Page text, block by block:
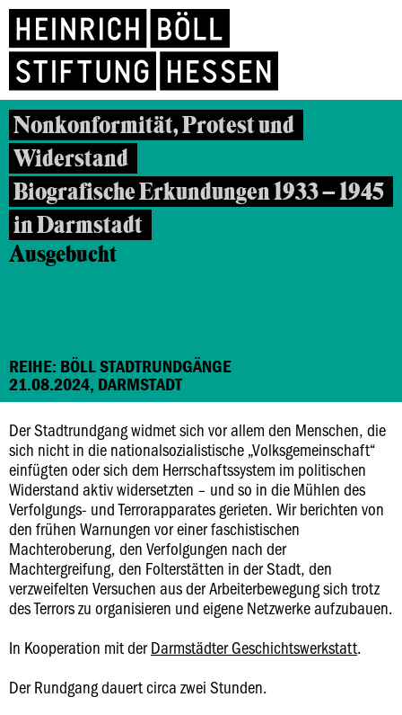
Nonkonformität, Protest und
Widerstand
Biografische Erkundungen 1933 – 1945
in Darmstadt
Ausgebucht
REIHE: BÖLL STADTRUNDGÄNGE
21.08.2024, DARMSTADT
Der Stadtrundgang widmet sich vor allem den Menschen, die
sich nicht in die nationalsozialistische „Volksgemeinschaft“
einfügten oder sich dem Herrschaftssystem im politischen
Widerstand aktiv widersetzten – und so in die Mühlen des
Verfolgungs- und Terrorapparates gerieten. Wir berichten von
den frühen Warnungen vor einer faschistischen
Machteroberung, den Verfolgungen nach der
Machtergreifung, den Folterstätten in der Stadt, den
verzweifelten Versuchen aus der Arbeiterbewegung sich trotz
des Terrors zu organisieren und eigene Netzwerke aufzubauen.
In Kooperation mit derDarmstädter Geschichtswerkstatt.
Der Rundgang dauert circa zwei Stunden.